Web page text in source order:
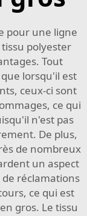
pour une ligne
polyester
Tout
lorsqu'il est
ceux-ci sont
ce qui
n'est pas
De plus,
de nombreux
un aspect
réclamations
ce qui est
gros. Le tissu